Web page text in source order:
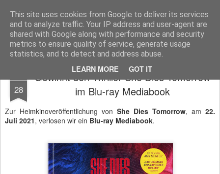
This site uses cookies from Google to deliver its services
and to analyze traffic. Your IP address and user-agent are
shared with Google along with performance and security
metrics to ensure quality of service, generate usage
statistics, and to detect and address abuse.
LEARN MORE GOT IT
MyKinoTrailer
Pages
28
Gewinnt den Thriller She Dies Tomorrow
im Blu-ray Mediabook
Zur Heimkinoveröffentlichung von She Dies Tomorrow, am 22.
Juli 2021, verlosen wir ein Blu-ray Mediabook.